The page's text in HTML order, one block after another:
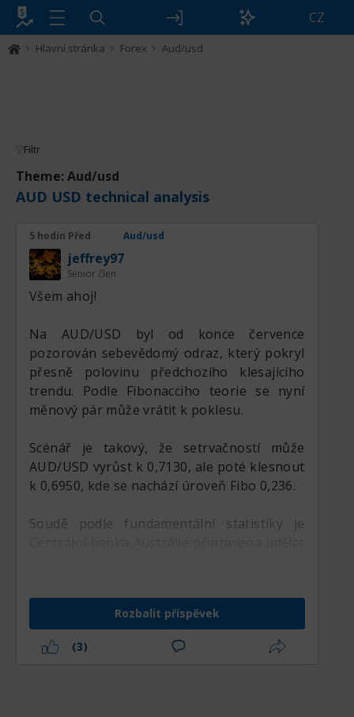
CZ
Hlavní stránka Forex Aud/usd
Filtr
Theme: Aud/usd
AUD USD technical analysis
5 hodin Před Aud/usd
jeffrey97
Senior člen
Všem ahoj!
Na AUD/USD byl od konce července
pozorován sebevědomý odraz, který pokryl
přesně polovinu předchozího klesajícího
trendu. Podle Fibonacciho teorie se nyní
měnový pár může vrátit k poklesu.
Scénář je takový, že setrvačností může
AUD/USD vyrůst k 0,7130, ale poté klesnout
k 0,6950, kde se nachází úroveň Fibo 0,236.
Soudě podle fundamentální statistiky je
bydlení. To oslabuje AUD, zatímco
přetrvávající inflace a silné
makroekonomické ukazatele v USA
podporují jestřábí postoj Fedu a posilují
Rozbalit příspěvek
(3)